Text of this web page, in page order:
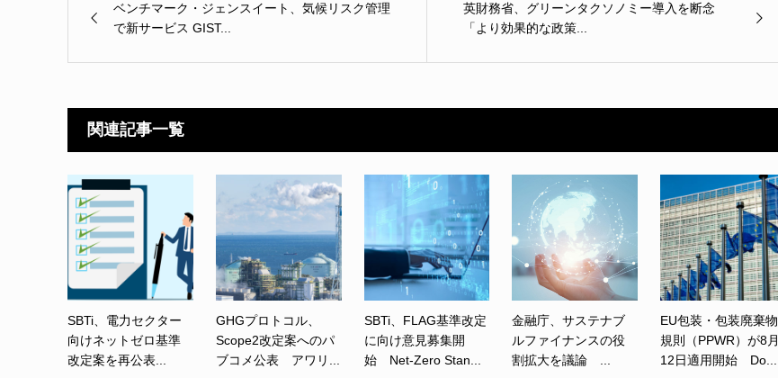
ベンチマーク・ジェンスイート、気候リスク管理
で新サービス GIST...
英財務省、グリーンタクソノミー導入を断念
「より効果的な政策...
関連記事一覧
SBTi、電力セクター
向けネットゼロ基準
改定案を再公表...
GHGプロトコル、
Scope2改定案へのパ
ブコメ公表 アワリ...
SBTi、FLAG基準改定
に向け意見募集開
始 Net-Zero Stan...
金融庁、サステナブ
ルファイナンスの役
割拡大を議論 ...
EU包装・包装廃棄物
規則（PPWR）が8月
12日適用開始 Do...